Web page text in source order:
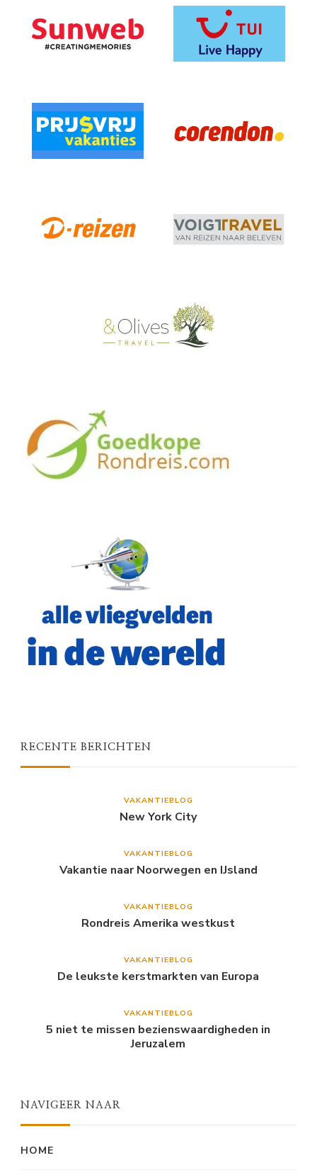
RECENTE BERICHTEN
VAKANTIEBLOG
New York City
VAKANTIEBLOG
Vakantie naar Noorwegen en IJsland
VAKANTIEBLOG
Rondreis Amerika westkust
VAKANTIEBLOG
De leukste kerstmarkten van Europa
VAKANTIEBLOG
5 niet te missen bezienswaardigheden in
Jeruzalem
NAVIGEER NAAR
HOME